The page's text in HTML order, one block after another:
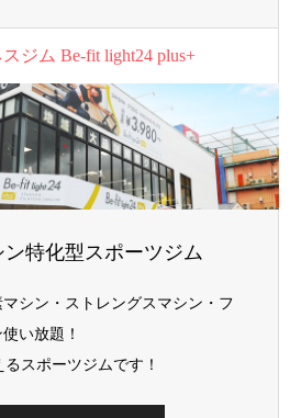
ジム Be-fit light24 plus+
ン特化型スポーツジム
シン・ストレングスマシン・フ
い放題！
スポーツジムです！